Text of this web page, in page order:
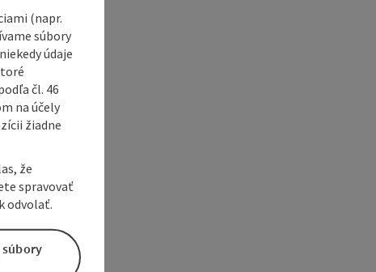
(napr.
súbory
údaje
čl. 46
na účely
žiadne
že
spravovať
odvolať.